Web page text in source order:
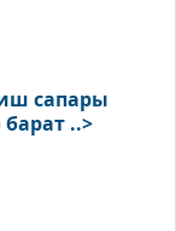
сапары
..>